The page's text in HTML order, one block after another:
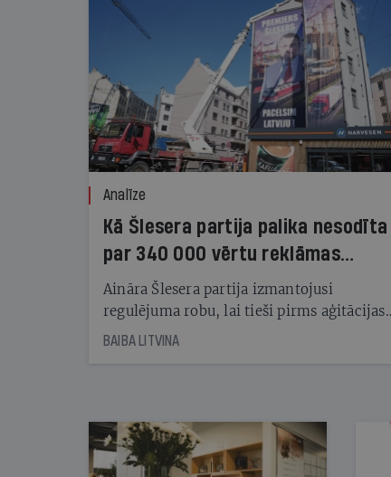
Analīze
Kā Šlesera partija palika nesodīta
par 340 000 vērtu reklāmas
kampaņu
Aināra Šlesera partija izmantojusi
regulējuma robu, lai tieši pirms aģitācijas
starta izreklamētos par summu, kas
BAIBA LITVINA